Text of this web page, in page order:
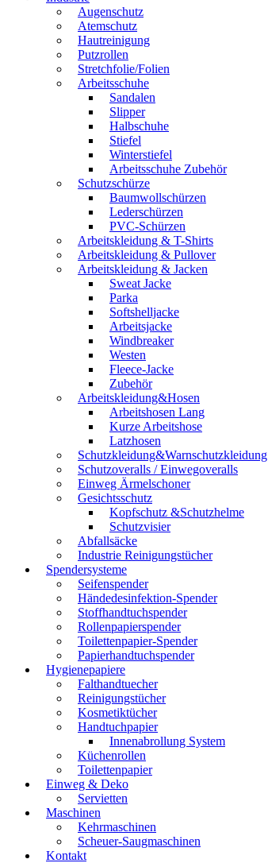
Augenschutz
Atemschutz
Hautreinigung
Putzrollen
Stretchfolie/Folien
Arbeitsschuhe
Sandalen
Slipper
Halbschuhe
Stiefel
Winterstiefel
Arbeitsschuhe Zubehör
Schutzschürze
Baumwollschürzen
Lederschürzen
PVC-Schürzen
Arbeitskleidung & T-Shirts
Arbeitskleidung & Pullover
Arbeitskleidung & Jacken
Sweat Jacke
Parka
Softshelljacke
Arbeitsjacke
Windbreaker
Westen
Fleece-Jacke
Zubehör
Arbeitskleidung&Hosen
Arbeitshosen Lang
Kurze Arbeitshose
Latzhosen
Schutzkleidung&Warnschutzkleidung
Schutzoveralls / Einwegoveralls
Einweg Ärmelschoner
Gesichtsschutz
Kopfschutz &Schutzhelme
Schutzvisier
Abfallsäcke
Industrie Reinigungstücher
Spendersysteme
Seifenspender
Händedesinfektion-Spender
Stoffhandtuchspender
Rollenpapierspender
Toilettenpapier-Spender
Papierhandtuchspender
Hygienepapiere
Falthandtuecher
Reinigungstücher
Kosmetiktücher
Handtuchpapier
Innenabrollung System
Küchenrollen
Toilettenpapier
Einweg & Deko
Servietten
Maschinen
Kehrmaschinen
Scheuer-Saugmaschinen
Kontakt